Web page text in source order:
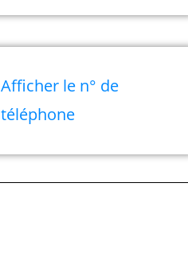
Afficher le n° de
téléphone